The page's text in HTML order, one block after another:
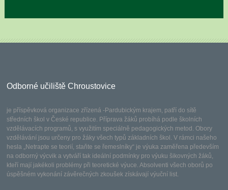
Odborné učiliště Chroustovice
je příspěvková organizace zřízená -Pardubickým krajem, patří do sítě
středních škol v České republice. Příprava žáků probíhá podle školních
vzdělávacích programů, s využitím speciálně pedagogických metod. Obory
vzdělávání jsou určeny pro žáky všech typů základních škol. V rámci našeho
hesla „Netrapte se teorií, staňte se řemeslníky“ je výuka zaměřena především
na odborný výcvik a vytváří tak ideální podmínky pro výuku šikovných žáků,
kteří mají jakékoli problémy při teoretické výuce. Absolventi všech oborů po
úspěšném vykonání závěrečných zkoušek získávají výuční list.